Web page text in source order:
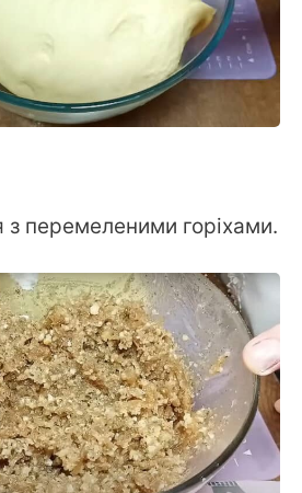
перемеленими горіхами.